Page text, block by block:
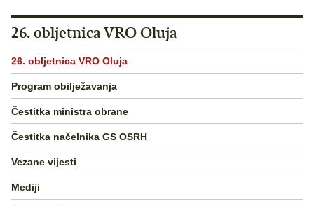
26. obljetnica VRO Oluja
26. obljetnica VRO Oluja
Program obilježavanja
Čestitka ministra obrane
Čestitka načelnika GS OSRH
Vezane vijesti
Mediji